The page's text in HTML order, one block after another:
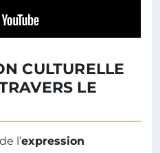
CULTURELLE
LE
l’expression